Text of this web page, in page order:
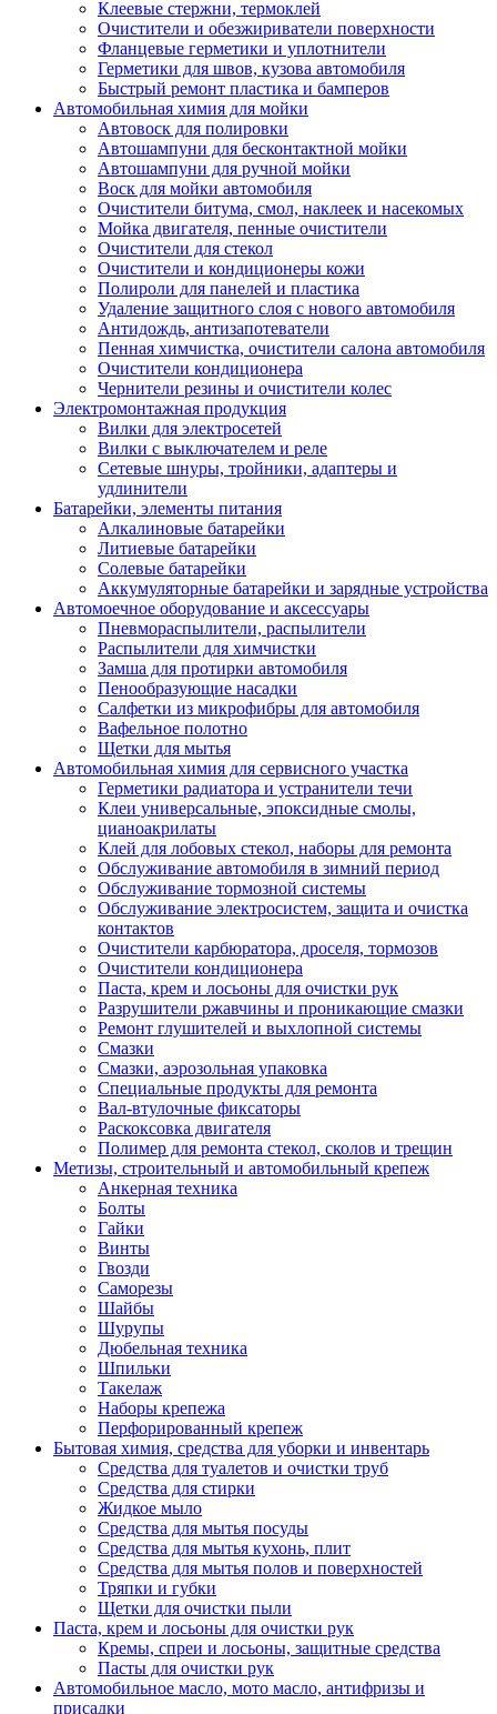
Клеевые стержни, термоклей
Очистители и обезжириватели поверхности
Фланцевые герметики и уплотнители
Герметики для швов, кузова автомобиля
Быстрый ремонт пластика и бамперов
Автомобильная химия для мойки
Автовоск для полировки
Автошампуни для бесконтактной мойки
Автошампуни для ручной мойки
Воск для мойки автомобиля
Очистители битума, смол, наклеек и насекомых
Мойка двигателя, пенные очистители
Очистители для стекол
Очистители и кондиционеры кожи
Полироли для панелей и пластика
Удаление защитного слоя с нового автомобиля
Антидождь, антизапотеватели
Пенная химчистка, очистители салона автомобиля
Очистители кондиционера
Чернители резины и очистители колес
Электромонтажная продукция
Вилки для электросетей
Вилки с выключателем и реле
Сетевые шнуры, тройники, адаптеры и
удлинители
Батарейки, элементы питания
Алкалиновые батарейки
Литиевые батарейки
Солевые батарейки
Аккумуляторные батарейки и зарядные устройства
Автомоечное оборудование и аксессуары
Пневмораспылители, распылители
Распылители для химчистки
Замша для протирки автомобиля
Пенообразующие насадки
Салфетки из микрофибры для автомобиля
Вафельное полотно
Щетки для мытья
Автомобильная химия для сервисного участка
Герметики радиатора и устранители течи
Клеи универсальные, эпоксидные смолы,
цианоакрилаты
Клей для лобовых стекол, наборы для ремонта
Обслуживание автомобиля в зимний период
Обслуживание тормозной системы
Обслуживание электросистем, защита и очистка
контактов
Очистители карбюратора, дроселя, тормозов
Очистители кондиционера
Паста, крем и лосьоны для очистки рук
Разрушители ржавчины и проникающие смазки
Ремонт глушителей и выхлопной системы
Смазки
Смазки, аэрозольная упаковка
Специальные продукты для ремонта
Вал-втулочные фиксаторы
Раскоксовка двигателя
Полимер для ремонта стекол, сколов и трещин
Метизы, строительный и автомобильный крепеж
Анкерная техника
Болты
Гайки
Винты
Гвозди
Саморезы
Шайбы
Шурупы
Дюбельная техника
Шпильки
Такелаж
Наборы крепежа
Перфорированный крепеж
Бытовая химия, средства для уборки и инвентарь
Средства для туалетов и очистки труб
Средства для стирки
Жидкое мыло
Средства для мытья посуды
Средства для мытья кухонь, плит
Средства для мытья полов и поверхностей
Тряпки и губки
Щетки для очистки пыли
Паста, крем и лосьоны для очистки рук
Кремы, спреи и лосьоны, защитные средства
Пасты для очистки рук
Автомобильное масло, мото масло, антифризы и
присадки